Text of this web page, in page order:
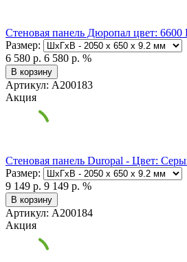
Стеновая панель Дюропал цвет:
Размер:
6 580 р. 6 580 р. %
В корзину
Артикул: А200183
Акция
Стеновая панель Duropal - Цвет:
Размер:
9 149 р. 9 149 р. %
В корзину
Артикул: А200184
Акция